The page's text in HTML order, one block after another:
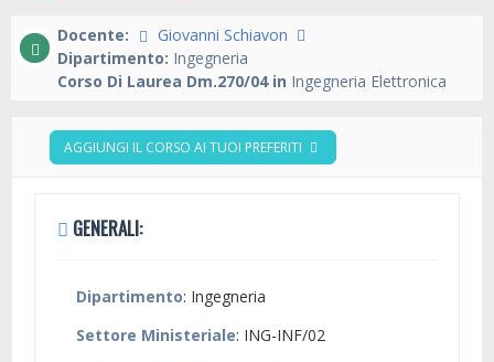
Docente:
Giovanni Schiavon
Dipartimento: Ingegneria
Corso Di Laurea Dm.270/04 in Ingegneria Elettronica
AGGIUNGI IL CORSO AI TUOI PREFERITI
GENERALI:
Dipartimento: Ingegneria
Settore Ministeriale: ING-INF/02